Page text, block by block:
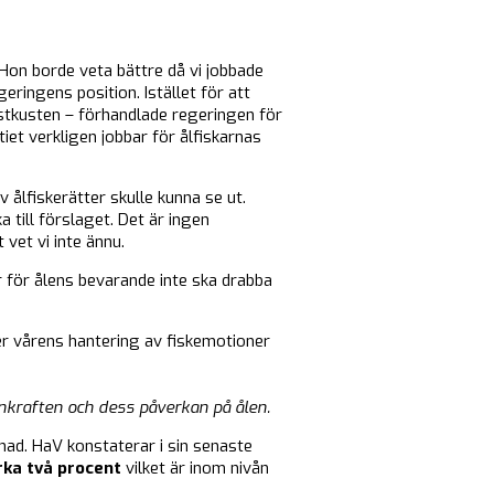
borde veta bättre då vi jobbade
position. Istället för att
– förhandlade regeringen för
verkligen jobbar för ålfiskarnas
ålfiskerätter skulle kunna se ut.
till förslaget. Det är ingen
vi inte ännu.
ålens bevarande inte ska drabba
vårens hantering av fiskemotioner
och dess påverkan på ålen.
HaV konstaterar i sin senaste
två procent vilket är inom nivån